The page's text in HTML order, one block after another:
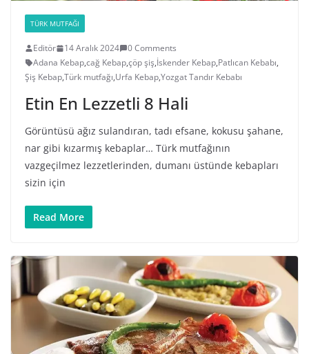
TÜRK MUTFAĞI
Editör 14 Aralık 2024
0 Comments
Adana Kebap,cağ Kebap,çöp şiş,İskender Kebap,Patlıcan Kebabı,
Şiş Kebap,Türk mutfağı,Urfa Kebap,Yozgat Tandır Kebabı
Etin En Lezzetli 8 Hali
Görüntüsü ağız sulandıran, tadı efsane, kokusu şahane,
nar gibi kızarmış kebaplar… Türk mutfağının
vazgeçilmez lezzetlerinden, dumanı üstünde kebapları
sizin için
Read More